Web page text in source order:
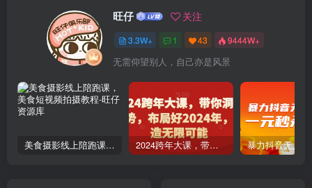
旺仔 关注
3.3W+ 1 43 9444W+
无需仰望别人，自己亦是风景
美食摄影线上陪跑课，美食短视频拍摄教程 2024跨年大课，​带你洞察趋势，布局好2024年，创造无限可能